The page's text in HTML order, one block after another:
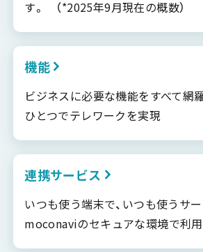
す。 （*2025年9月現在の概数）
機能
ビジネスに必要な機能をすべて網
ひとつでテレワークを実現
連携サービス
いつも使う端末で、いつも使うサー
moconaviのセキュアな環境で利